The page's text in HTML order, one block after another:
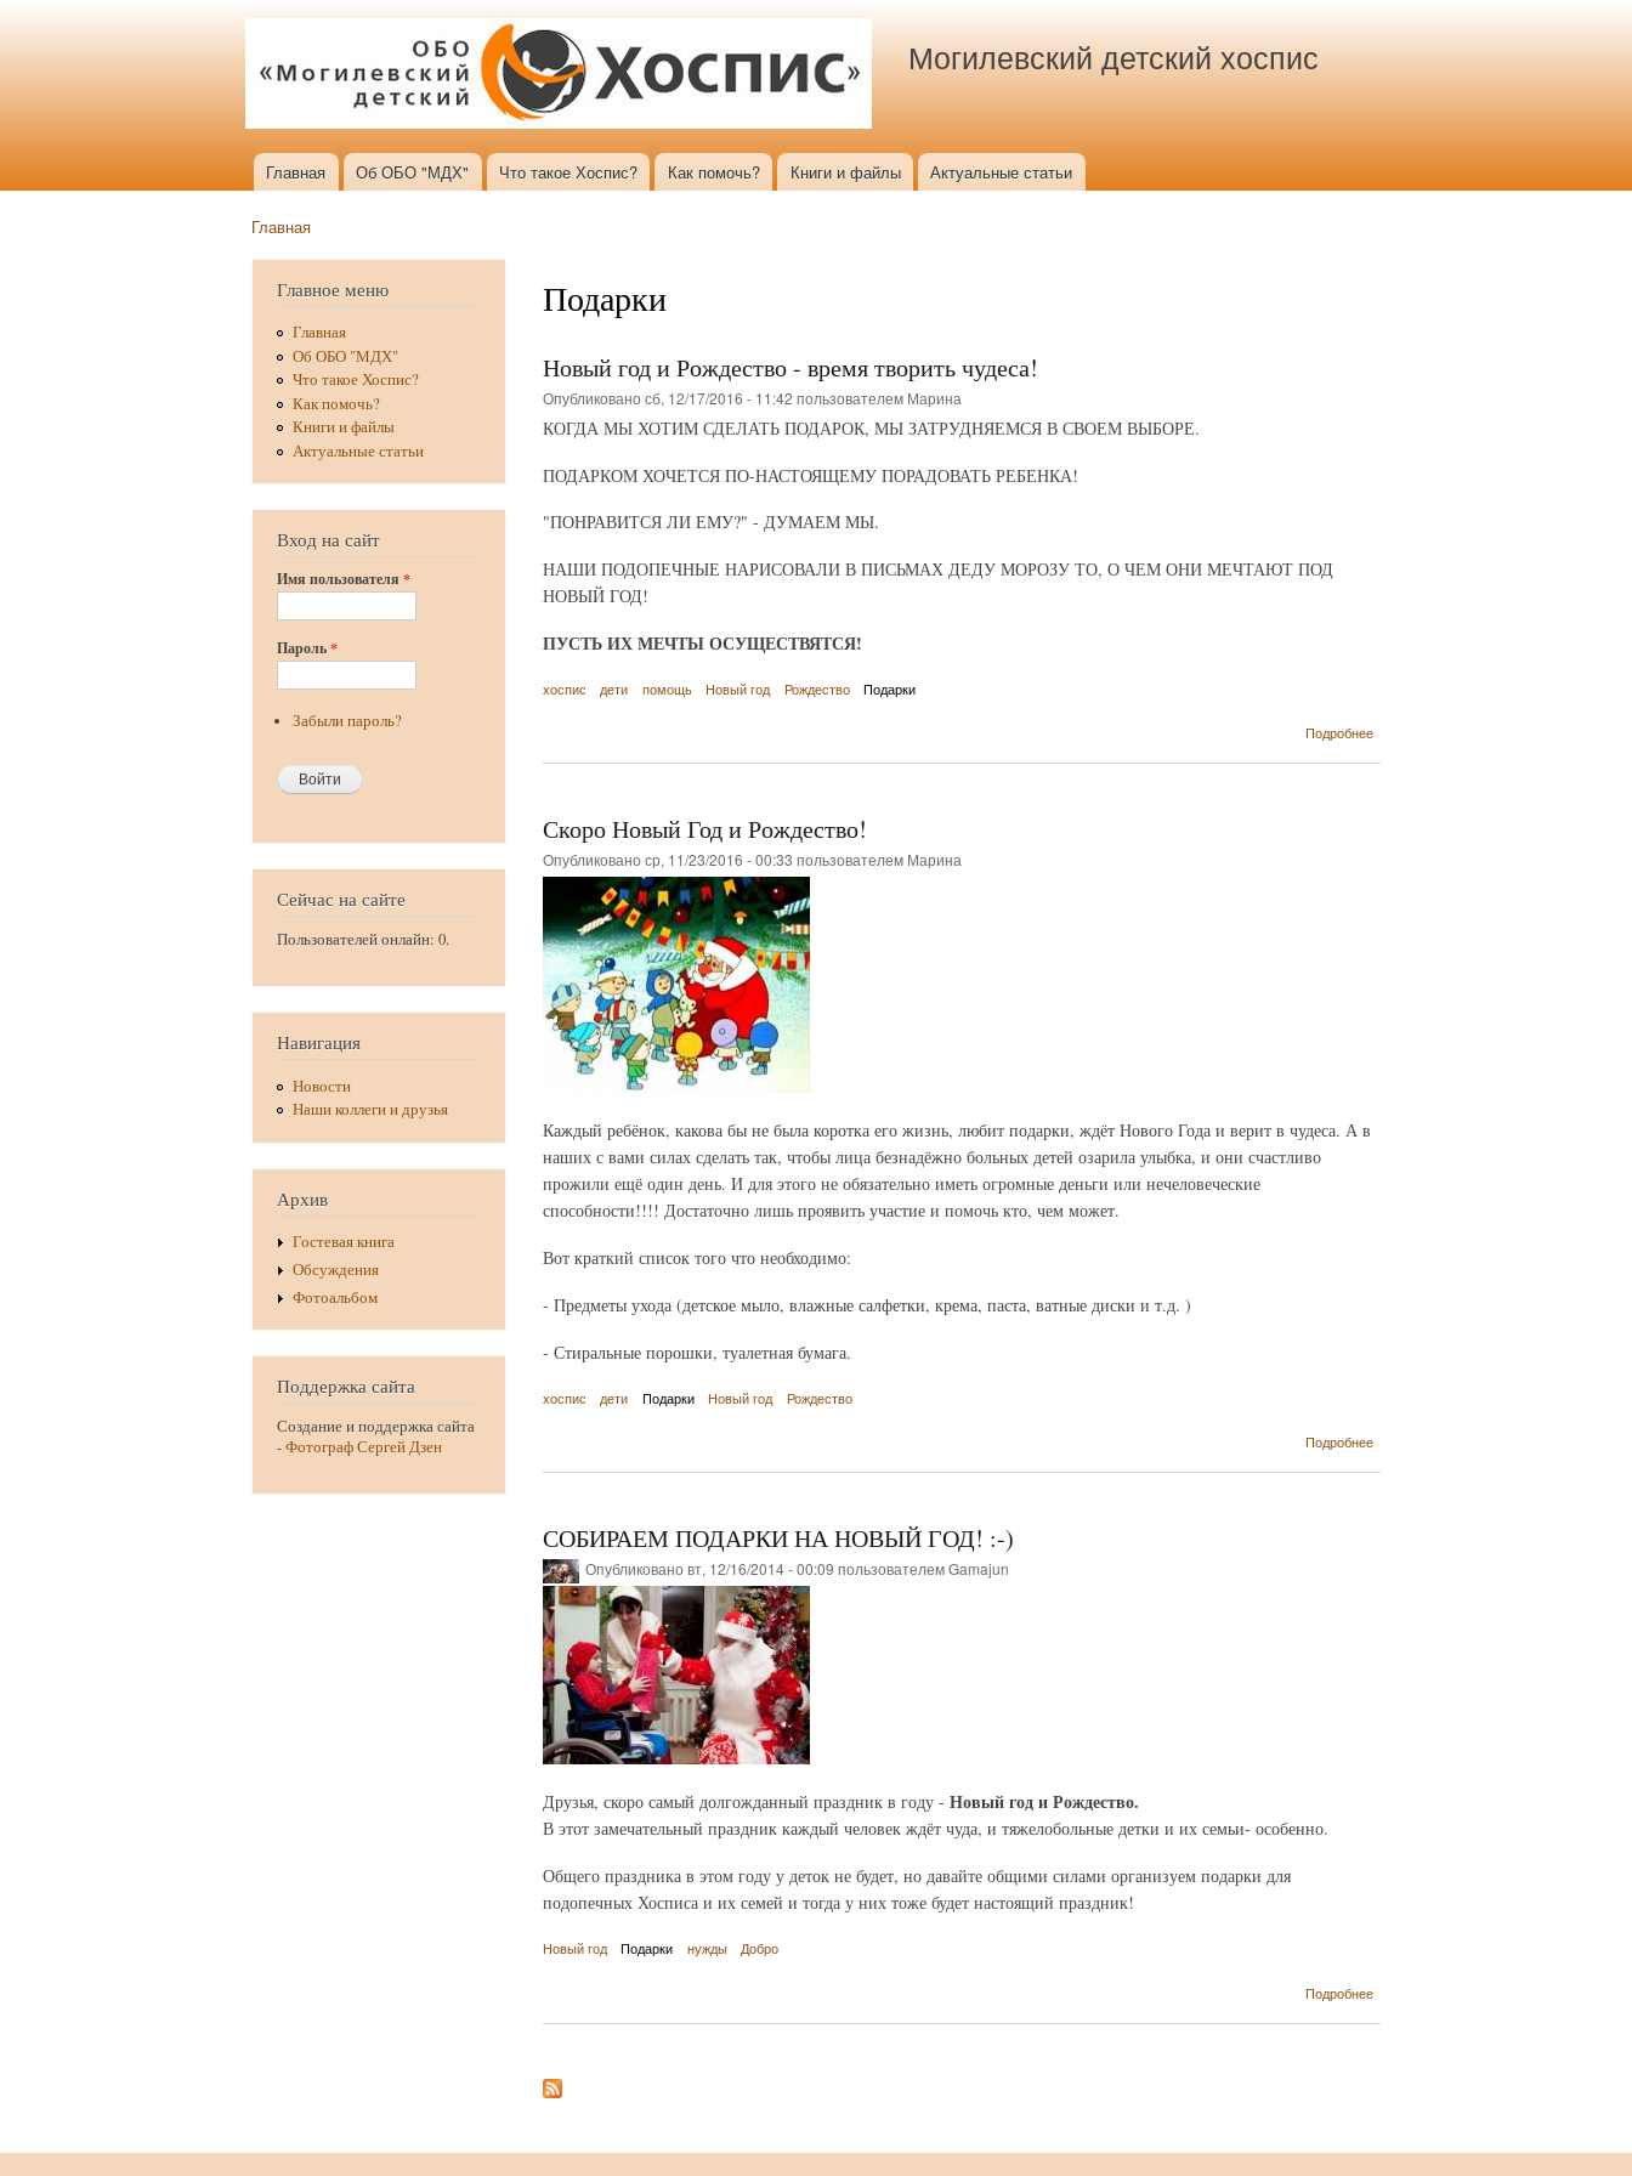
содержанию
Могилевский детский хоспис
Главное меню
Главная Об ОБО "МДХ" Что такое Хоспис? Как помочь? Книги и файлы Актуальные статьи
Главная
Главное меню
Главная
Об ОБО "МДХ"
Что такое Хоспис?
Как помочь?
Книги и файлы
Актуальные статьи
Вход на сайт
Имя пользователя *
Пароль*
Забыли пароль?
Сейчас на сайте
Пользователей онлайн: 0.
Навигация
Новости
Наши коллеги и друзья
Архив
Гостевая книга
Обсуждения
Фотоальбом
Поддержка сайта
Создание и поддержка сайта
-Фотограф Сергей Дзен
Подарки
Новый год и Рождество - время творить чудеса!
Опубликовано сб, 12/17/2016 - 11:42 пользователем Марина
КОГДА МЫ ХОТИМ СДЕЛАТЬ ПОДАРОК, МЫ ЗАТРУДНЯЕМСЯ В СВОЕМ ВЫБОРЕ.
ПОДАРКОМ ХОЧЕТСЯ ПО-НАСТОЯЩЕМУ ПОРАДОВАТЬ РЕБЕНКА!
"ПОНРАВИТСЯ ЛИ ЕМУ?" - ДУМАЕМ МЫ.
НАШИ ПОДОПЕЧНЫЕ НАРИСОВАЛИ В ПИСЬМАХ ДЕДУ МОРОЗУ ТО, О ЧЕМ ОНИ МЕЧТАЮТ ПОД
НОВЫЙ ГОД!
ПУСТЬ ИХ МЕЧТЫ ОСУЩЕСТВЯТСЯ!
хоспис дети помощь Новый год Рождество Подарки
Подробнее
Рождество
Скоро Новый Год и Рождество!
Опубликовано ср, 11/23/2016 - 00:33 пользователем Марина
Каждый ребёнок, какова бы не была коротка его жизнь, любит подарки, ждёт Нового Года и верит в чудеса. А в
наших с вами силах сделать так, чтобы лица безнадёжно больных детей озарила улыбка, и они счастливо
прожили ещё один день. И для этого не обязательно иметь огромные деньги или нечеловеческие
способности!!!! Достаточно лишь проявить участие и помочь кто, чем может.
Вот краткий список того что необходимо:
- Предметы ухода (детское мыло, влажные салфетки, крема, паста, ватные диски и т.д. )
- Стиральные порошки, туалетная бумага.
хоспис дети Подарки Новый год Рождество
Подробнее
СОБИРАЕМ ПОДАРКИ НА НОВЫЙ ГОД! :-)
Опубликовано вт, 12/16/2014 - 00:09 пользователемGamajun
Друзья, скоро самый долгожданный праздник в году - Новый год и Рождество.
В этот замечательный праздник каждый человек ждёт чуда, и тяжелобольные детки и их семьи- особенно.
Общего праздника в этом году у деток не будет, но давайте общими силами организуем подарки для
подопечных Хосписа и их семей и тогда у них тоже будет настоящий праздник!
Новый год Подарки нужды Добро
Подробнее